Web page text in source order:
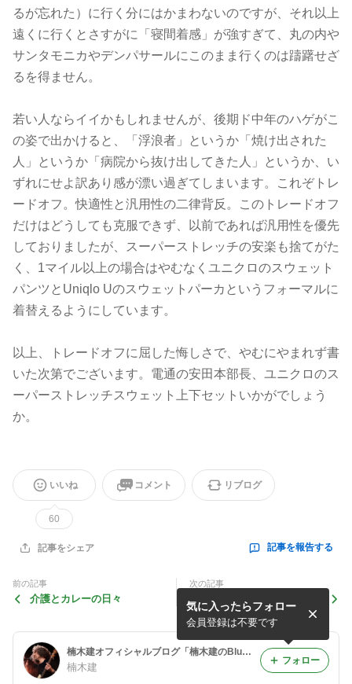
るが忘れた）に行く分にはかまわないのですが、それ以上
遠くに行くとさすがに「寝間着感」が強すぎて、丸の内や
サンタモニカやデンパサールにこのまま行くのは躊躇せざ
るを得ません。
若い人ならイイかもしれませんが、後期ド中年のハゲがこ
の姿で出かけると、「浮浪者」というか「焼け出された
人」というか「病院から抜け出してきた人」というか、い
ずれにせよ訳あり感が漂い過ぎてしまいます。これぞトレ
ードオフ。快適性と汎用性の二律背反。このトレードオフ
だけはどうしても克服できず、以前であれば汎用性を優先
しておりましたが、スーパーストレッチの安楽も捨てがた
く、1マイル以上の場合はやむなくユニクロのスウェット
パンツとUniqlo Uのスウェットパーカというフォーマルに
着替えるようにしています。
以上、トレードオフに屈した悔しさで、やむにやまれず書
いた次第でございます。電通の安田本部長、ユニクロのス
ーパーストレッチスウェット上下セットいかがでしょう
か。
いいね
60
コメント リブログ
記事をシェア 記事を報告する
前の記事
介護とカレーの日々
次の記事
楠木建オフィシャルブログ「楠木建のBluedogs日記」Powered by Ameba
楠木建
気に入ったらフォロー
会員登録は不要です
フォロー